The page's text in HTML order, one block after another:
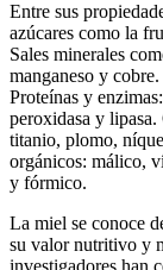
Entre sus
azúcares como la
Sales minerales
manganeso y
Proteínas y
peroxidasa y
titanio, plomo,
orgánicos: málico,
y fórmico.
La miel se conoce
su valor nutritivo y